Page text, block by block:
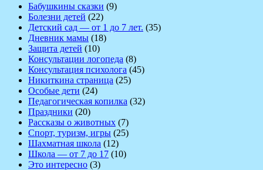
Бабушкины сказки (9)
Болезни детей (22)
Детский сад — от 1 до 7 лет. (35)
Дневник мамы (18)
Защита детей (10)
Консультации логопеда (8)
Консультация психолога (45)
Никиткина страница (25)
Особые дети (24)
Педагогическая копилка (32)
Праздники (20)
Рассказы о животных (7)
Спорт, туризм, игры (25)
Шахматная школа (12)
Школа — от 7 до 17 (10)
Это интересно (3)